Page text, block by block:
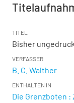
TITEL
Bisher
VERFASSER
B. C. Walther
ENTHALTEN IN
Die Grenzboten